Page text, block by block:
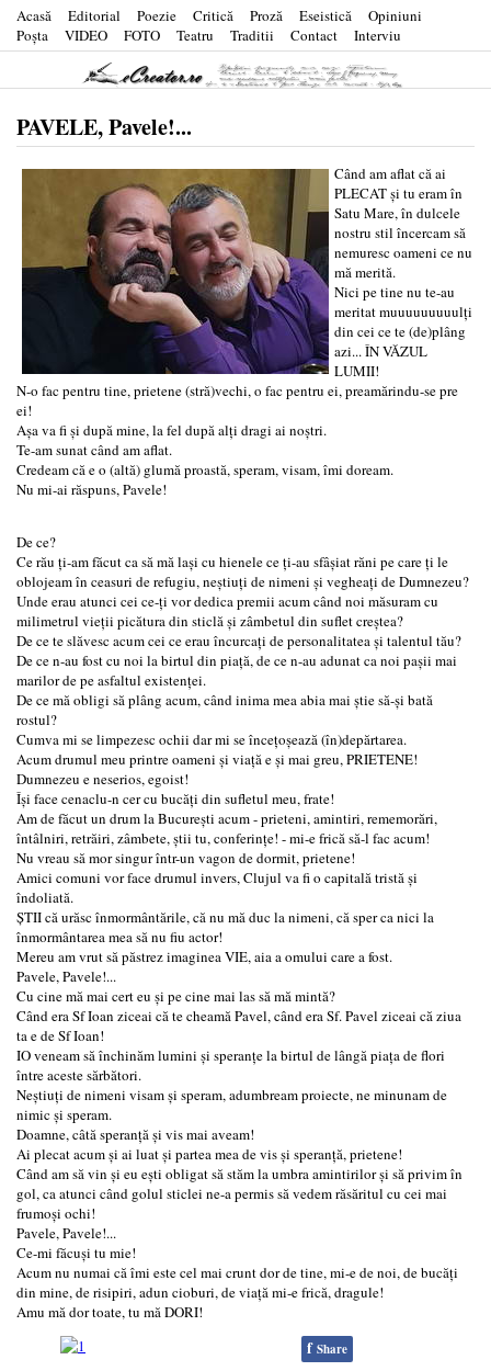
Acasă Editorial Poezie Critică Proză Eseistică
Opiniuni
Poşta
VIDEO FOTO Teatru Traditii Contact Interviu
PAVELE, Pavele!...
Când am aflat că ai
PLECAT și tu eram în
Satu Mare, în dulcele
nostru stil încercam să
nemuresc oameni ce nu
mă merită.
Nici pe tine nu te-au
meritat muuuuuuuuulți
din cei ce te (de)plâng
azi... ÎN VĂZUL
LUMII!
N-o fac pentru tine, prietene (stră)vechi, o fac pentru ei, preamărindu-se pre
ei!
Așa va fi și după mine, la fel după alți dragi ai noștri.
Te-am sunat când am aflat.
Credeam că e o (altă) glumă proastă, speram, visam, îmi doream.
Nu mi-ai răspuns, Pavele!
De ce?
Ce rău ți-am făcut ca să mă lași cu hienele ce ți-au sfâșiat răni pe care ți le
oblojeam în ceasuri de refugiu, neștiuți de nimeni și vegheați de Dumnezeu?
Unde erau atunci cei ce-ți vor dedica premii acum când noi măsuram cu
milimetrul vieții picătura din sticlă și zâmbetul din suflet creștea?
De ce te slăvesc acum cei ce erau încurcați de personalitatea și talentul tău?
De ce n-au fost cu noi la birtul din piață, de ce n-au adunat ca noi pașii mai
marilor de pe asfaltul existenței.
De ce mă obligi să plâng acum, când inima mea abia mai știe să-și bată
rostul?
Cumva mi se limpezesc ochii dar mi se încețoșează (în)depărtarea.
Acum drumul meu printre oameni și viață e și mai greu, PRIETENE!
Dumnezeu e neserios, egoist!
Își face cenaclu-n cer cu bucăți din sufletul meu, frate!
Am de făcut un drum la București acum - prieteni, amintiri, rememorări,
întâlniri, retrăiri, zâmbete, știi tu, conferințe! - mi-e frică să-l fac acum!
Nu vreau să mor singur într-un vagon de dormit, prietene!
Amici comuni vor face drumul invers, Clujul va fi o capitală tristă și
îndoliată.
ȘTII că urăsc înmormântările, că nu mă duc la nimeni, că sper ca nici la
înmormântarea mea să nu fiu actor!
Mereu am vrut să păstrez imaginea VIE, aia a omului care a fost.
Pavele, Pavele!...
Cu cine mă mai cert eu și pe cine mai las să mă mintă?
Când era Sf Ioan ziceai că te cheamă Pavel, când era Sf. Pavel ziceai că ziua
ta e de Sf Ioan!
IO veneam să închinăm lumini și speranțe la birtul de lângă piața de flori
între aceste sărbători.
Neștiuți de nimeni visam și speram, adumbream proiecte, ne minunam de
nimic și speram.
Doamne, câtă speranță și vis mai aveam!
Ai plecat acum și ai luat și partea mea de vis și speranță, prietene!
Când am să vin și eu ești obligat să stăm la umbra amintirilor și să privim în
gol, ca atunci când golul sticlei ne-a permis să vedem răsăritul cu cei mai
frumoși ochi!
Pavele, Pavele!...
Ce-mi făcuși tu mie!
Acum nu numai că îmi este cel mai crunt dor de tine, mi-e de noi, de bucăți
din mine, de risipiri, adun cioburi, de viață mi-e frică, dragule!
Amu mă dor toate, tu mă DORI!
f Share